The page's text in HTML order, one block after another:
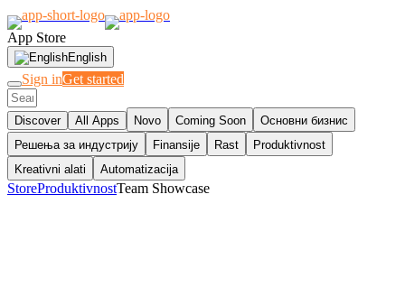
App Store
English
Sign inGet started
Discover All Apps Novo Coming Soon
Основни бизнис
Решења за индустрију
Finansije Rast
Produktivnost
Kreativni alati
Automatizacija
StoreProduktivnostTeam Showcase